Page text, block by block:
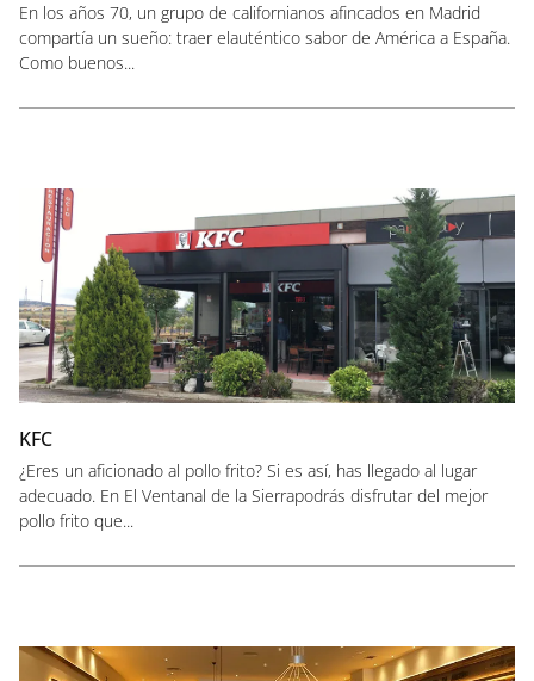
En los años 70, un grupo de californianos afincados en Madrid
compartía un sueño: traer elauténtico sabor de América a España.
Como buenos...
KFC
¿Eres un aficionado al pollo frito? Si es así, has llegado al lugar
adecuado. En El Ventanal de la Sierrapodrás disfrutar del mejor
pollo frito que...